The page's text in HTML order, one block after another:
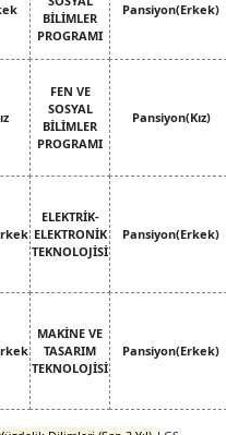
BİLİMLER
PROGRAMI
Pansiyon(Erkek)
FEN VE
SOSYAL
BİLİMLER
PROGRAMI
Pansiyon(Kız)
ELEKTRİK-
ELEKTRONİK
TEKNOLOJİSİ
Pansiyon(Erkek)
MAKİNE VE
TASARIM
TEKNOLOJİSİ
Pansiyon(Erkek)